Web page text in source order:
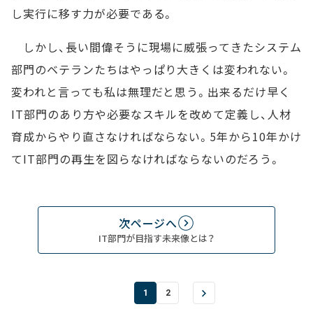
し実行に移す力が必要である。
しかし、長い間偉そうに現場に威張ってきたシステム
部門のベテランたちはやっぱり大きくは変われない。
変われと言っても私は無理だと思う。出来るだけ早く
IT部門のあり方や必要なスキルを改めて定義し、人材
育成からやり直さなければならない。5年から10年かけ
てIT部門の再生を図らなければならないのだろう。
次ページへ
IT部門が目指す未来像とは？
1 2